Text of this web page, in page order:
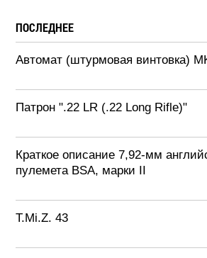
ПОСЛЕДНЕЕ
Автомат (штурмовая винтовка)
Патрон ".22 LR (.22 Long Rifle)"
Краткое описание 7,92-мм
пулемета BSA, марки II
T.Mi.Z. 43